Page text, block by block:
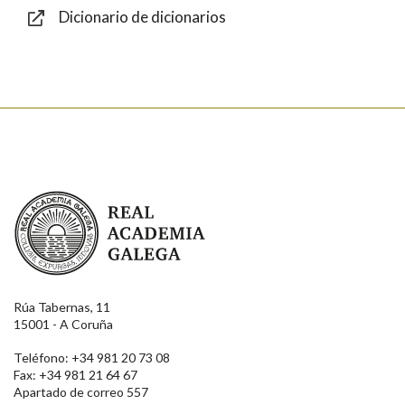
Dicionario de dicionarios
Real Academia Galega
Rúa Tabernas, 11
15001 - A Coruña
Teléfono: +34 981 20 73 08
Fax: +34 981 21 64 67
Apartado de correo 557